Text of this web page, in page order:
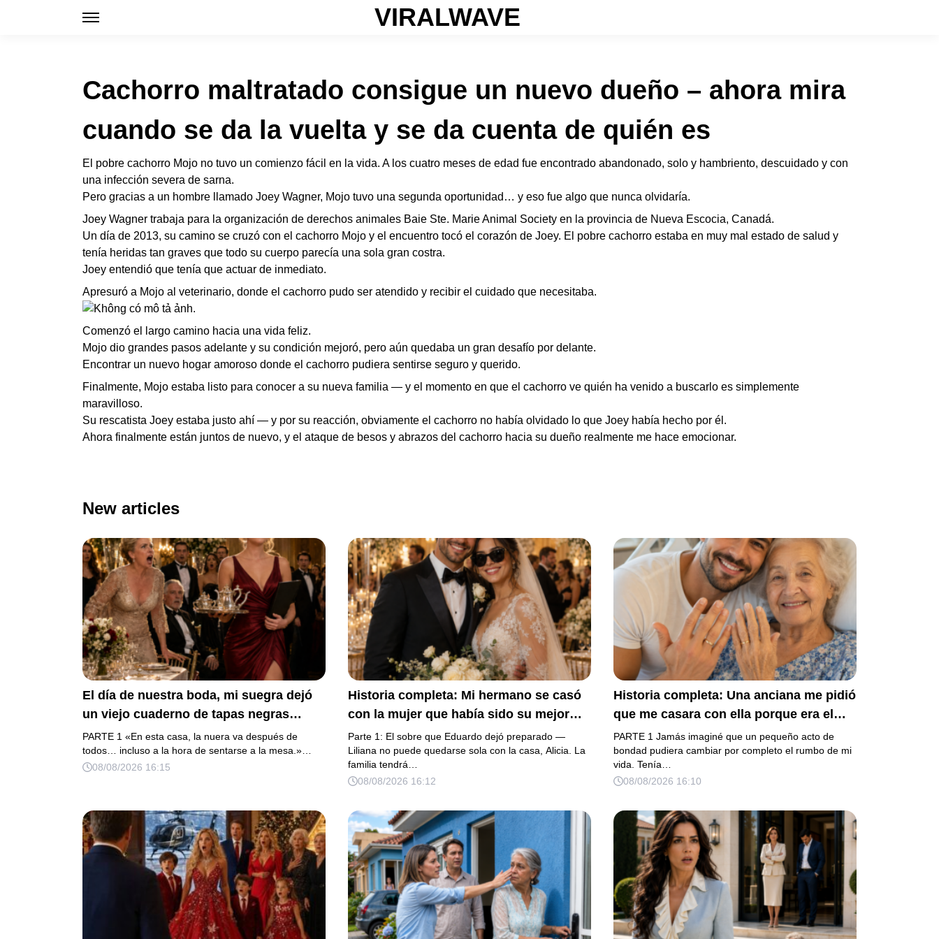
VIRALWAVE
Cachorro maltratado consigue un nuevo dueño – ahora mira
cuando se da la vuelta y se da cuenta de quién es
El pobre cachorro Mojo no tuvo un comienzo fácil en la vida. A los cuatro meses de edad fue encontrado abandonado, solo y hambriento, descuidado y con
una infección severa de sarna.
Pero gracias a un hombre llamado Joey Wagner, Mojo tuvo una segunda oportunidad… y eso fue algo que nunca olvidaría.
Joey Wagner trabaja para la organización de derechos animales Baie Ste. Marie Animal Society en la provincia de Nueva Escocia, Canadá.
Un día de 2013, su camino se cruzó con el cachorro Mojo y el encuentro tocó el corazón de Joey. El pobre cachorro estaba en muy mal estado de salud y
tenía heridas tan graves que todo su cuerpo parecía una sola gran costra.
Joey entendió que tenía que actuar de inmediato.
Apresuró a Mojo al veterinario, donde el cachorro pudo ser atendido y recibir el cuidado que necesitaba.
Comenzó el largo camino hacia una vida feliz.
Mojo dio grandes pasos adelante y su condición mejoró, pero aún quedaba un gran desafío por delante.
Encontrar un nuevo hogar amoroso donde el cachorro pudiera sentirse seguro y querido.
Finalmente, Mojo estaba listo para conocer a su nueva familia — y el momento en que el cachorro ve quién ha venido a buscarlo es simplemente
maravilloso.
Su rescatista Joey estaba justo ahí — y por su reacción, obviamente el cachorro no había olvidado lo que Joey había hecho por él.
Ahora finalmente están juntos de nuevo, y el ataque de besos y abrazos del cachorro hacia su dueño realmente me hace emocionar.
New articles
El día de nuestra boda, mi suegra dejó
un viejo cuaderno de tapas negras
sobre nuestra cama y, antes de
marcharse, dijo: «En esta familia todos
deben cumplir una misma regla…».
PARTE 1 «En esta casa, la nuera va después de
todos… incluso a la hora de sentarse a la mesa.»…
08/08/2026 16:15
Historia completa: Mi hermano se casó
con la mujer que había sido su mejor
amiga desde la infancia, una joven ciega
a la que protegió durante toda su vida.
Tras su fallecimiento, ella me entregó un
sobre y me confesó la verdadera razón
por la que él la eligió a ella por encima
de toda nuestra familia.
Parte 1: El sobre que Eduardo dejó preparado —
Liliana no puede quedarse sola con la casa, Alicia. La
familia tendrá…
08/08/2026 16:12
Historia completa: Una anciana me pidió
que me casara con ella porque era el
último deseo que quería cumplir antes
de morir. Después de su fallecimiento,
su abogado puso en mis manos una
vieja bolsa de hospital que había
conservado durante años y me dijo:
«Ella te eligió por una razón que todavía
no conoces».
PARTE 1 Jamás imaginé que un pequeño acto de
bondad pudiera cambiar por completo el rumbo de mi
vida. Tenía…
08/08/2026 16:10